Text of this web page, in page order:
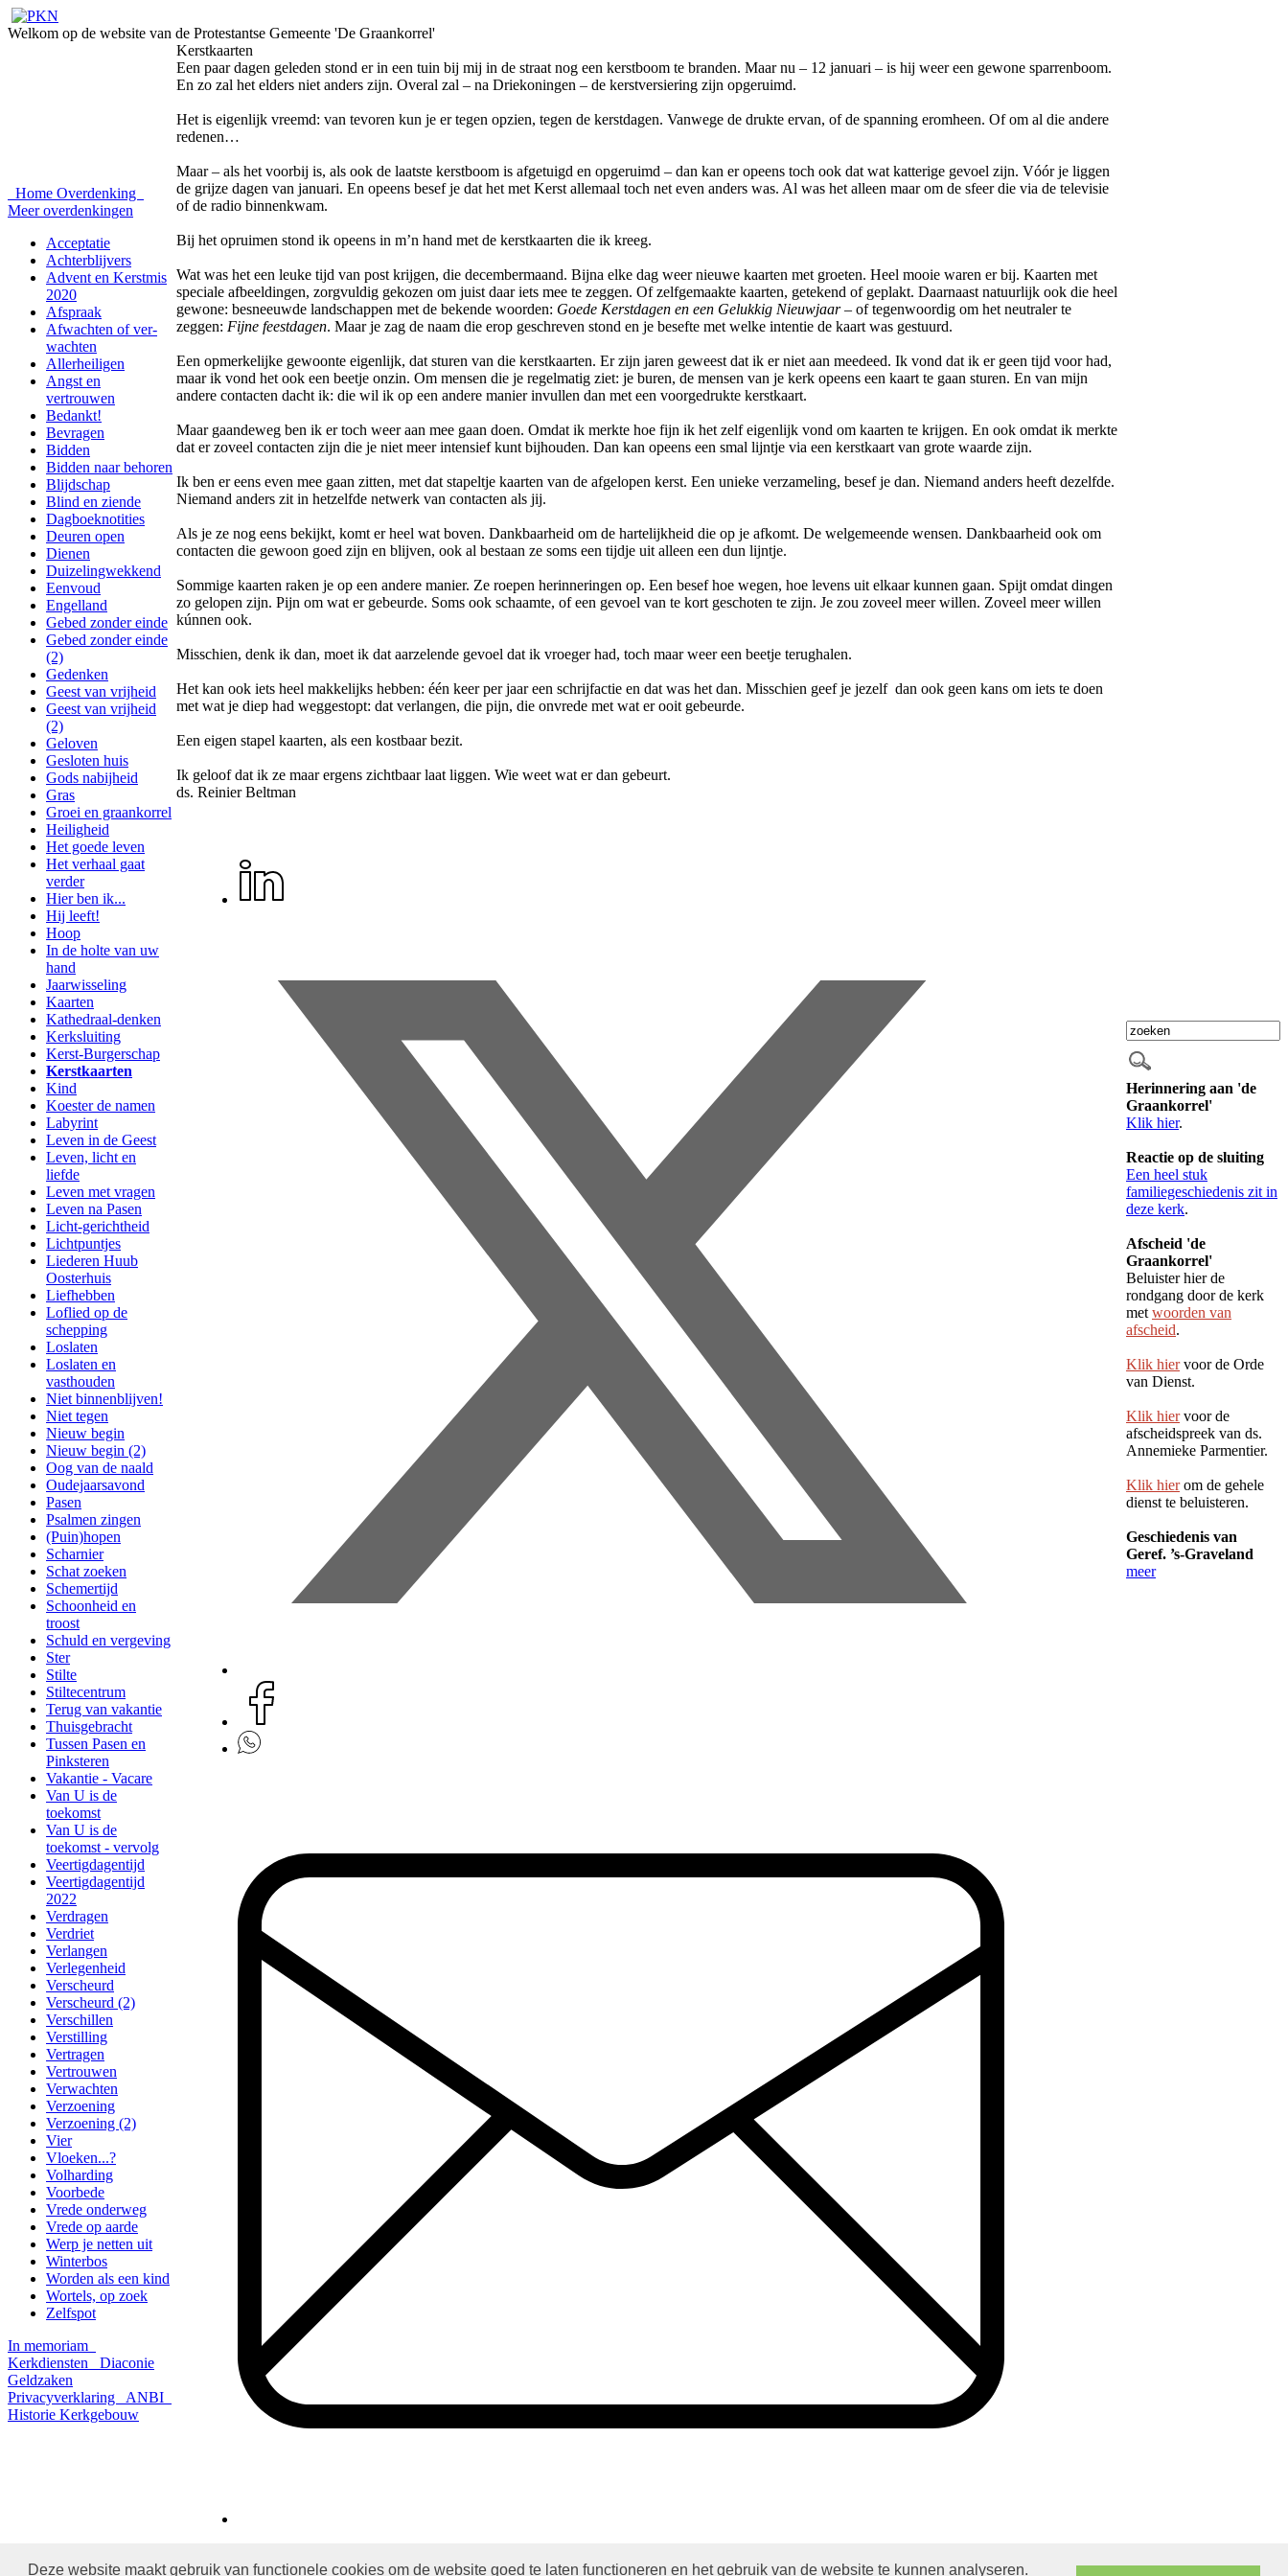
Deze website maakt gebruik van functionele cookies om de website goed te laten functioneren en het gebruik van de website te kunnen analyseren.
Welkom op de website van de Protestantse Gemeente 'De Graankorrel'
Home Overdenking
Meer overdenkingen
Acceptatie
Achterblijvers
Advent en Kerstmis
2020
Afspraak
Afwachten of ver-
wachten
Allerheiligen
Angst en
vertrouwen
Bedankt!
Bevragen
Bidden
Bidden naar behoren
Blijdschap
Blind en ziende
Dagboeknotities
Deuren open
Dienen
Duizelingwekkend
Eenvoud
Engelland
Gebed zonder einde
Gebed zonder einde
(2)
Gedenken
Geest van vrijheid
Geest van vrijheid
(2)
Geloven
Gesloten huis
Gods nabijheid
Gras
Groei en graankorrel
Heiligheid
Het goede leven
Het verhaal gaat
verder
Hier ben ik...
Hij leeft!
Hoop
In de holte van uw
hand
Jaarwisseling
Kaarten
Kathedraal-denken
Kerksluiting
Kerst-Burgerschap
Kerstkaarten
Kind
Koester de namen
Labyrint
Leven in de Geest
Leven, licht en
liefde
Leven met vragen
Leven na Pasen
Licht-gerichtheid
Lichtpuntjes
Liederen Huub
Oosterhuis
Liefhebben
Loflied op de
schepping
Loslaten
Loslaten en
vasthouden
Niet binnenblijven!
Niet tegen
Nieuw begin
Nieuw begin (2)
Oog van de naald
Oudejaarsavond
Pasen
Psalmen zingen
(Puin)hopen
Scharnier
Schat zoeken
Schemertijd
Schoonheid en
troost
Schuld en vergeving
Ster
Stilte
Stiltecentrum
Terug van vakantie
Thuisgebracht
Tussen Pasen en
Pinksteren
Vakantie - Vacare
Van U is de
toekomst
Van U is de
toekomst - vervolg
Veertigdagentijd
Veertigdagentijd
2022
Verdragen
Verdriet
Verlangen
Verlegenheid
Verscheurd
Verscheurd (2)
Verschillen
Verstilling
Vertragen
Vertrouwen
Verwachten
Verzoening
Verzoening (2)
Vier
Vloeken...?
Volharding
Voorbede
Vrede onderweg
Vrede op aarde
Werp je netten uit
Winterbos
Worden als een kind
Wortels, op zoek
Zelfspot
In memoriam
Kerkdiensten
Diaconie
Geldzaken
Privacyverklaring
ANBI
Historie Kerkgebouw
Kerstkaarten
Een paar dagen geleden stond er in een tuin bij mij in de straat nog een kerstboom te branden. Maar nu – 12 januari – is hij weer een gewone sparrenboom.
En zo zal het elders niet anders zijn. Overal zal – na Driekoningen – de kerstversiering zijn opgeruimd.
Het is eigenlijk vreemd: van tevoren kun je er tegen opzien, tegen de kerstdagen. Vanwege de drukte ervan, of de spanning eromheen. Of om al die andere
redenen…
Maar – als het voorbij is, als ook de laatste kerstboom is afgetuigd en opgeruimd – dan kan er opeens toch ook dat wat katterige gevoel zijn. Vóór je liggen
de grijze dagen van januari. En opeens besef je dat het met Kerst allemaal toch net even anders was. Al was het alleen maar om de sfeer die via de televisie
of de radio binnenkwam.
Bij het opruimen stond ik opeens in m’n hand met de kerstkaarten die ik kreeg.
Wat was het een leuke tijd van post krijgen, die decembermaand. Bijna elke dag weer nieuwe kaarten met groeten. Heel mooie waren er bij. Kaarten met
speciale afbeeldingen, zorgvuldig gekozen om juist daar iets mee te zeggen. Of zelfgemaakte kaarten, getekend of geplakt. Daarnaast natuurlijk ook die heel
gewone: besneeuwde landschappen met de bekende woorden: Goede Kerstdagen en een Gelukkig Nieuwjaar– of tegenwoordig om het neutraler te
zeggen: Fijne feestdagen. Maar je zag de naam die erop geschreven stond en je besefte met welke intentie de kaart was gestuurd.
Een opmerkelijke gewoonte eigenlijk, dat sturen van die kerstkaarten. Er zijn jaren geweest dat ik er niet aan meedeed. Ik vond dat ik er geen tijd voor had,
maar ik vond het ook een beetje onzin. Om mensen die je regelmatig ziet: je buren, de mensen van je kerk opeens een kaart te gaan sturen. En van mijn
andere contacten dacht ik: die wil ik op een andere manier invullen dan met een voorgedrukte kerstkaart.
Maar gaandeweg ben ik er toch weer aan mee gaan doen. Omdat ik merkte hoe fijn ik het zelf eigenlijk vond om kaarten te krijgen. En ook omdat ik merkte
dat er zoveel contacten zijn die je niet meer intensief kunt bijhouden. Dan kan opeens een smal lijntje via een kerstkaart van grote waarde zijn.
Ik ben er eens even mee gaan zitten, met dat stapeltje kaarten van de afgelopen kerst. Een unieke verzameling, besef je dan. Niemand anders heeft dezelfde.
Niemand anders zit in hetzelfde netwerk van contacten als jij.
Als je ze nog eens bekijkt, komt er heel wat boven. Dankbaarheid om de hartelijkheid die op je afkomt. De welgemeende wensen. Dankbaarheid ook om
contacten die gewoon goed zijn en blijven, ook al bestaan ze soms een tijdje uit alleen een dun lijntje.
Sommige kaarten raken je op een andere manier. Ze roepen herinneringen op. Een besef hoe wegen, hoe levens uit elkaar kunnen gaan. Spijt omdat dingen
zo gelopen zijn. Pijn om wat er gebeurde. Soms ook schaamte, of een gevoel van te kort geschoten te zijn. Je zou zoveel meer willen. Zoveel meer willen
kúnnen ook.
Misschien, denk ik dan, moet ik dat aarzelende gevoel dat ik vroeger had, toch maar weer een beetje terughalen.
Het kan ook iets heel makkelijks hebben: één keer per jaar een schrijfactie en dat was het dan. Misschien geef je jezelf dan ook geen kans om iets te doen
met wat je diep had weggestopt: dat verlangen, die pijn, die onvrede met wat er ooit gebeurde.
Een eigen stapel kaarten, als een kostbaar bezit.
Ik geloof dat ik ze maar ergens zichtbaar laat liggen. Wie weet wat er dan gebeurt.
ds. Reinier Beltman
Herinnering aan 'de
Graankorrel'
Klik hier.
Reactie op de sluiting
Een heel stuk
familiegeschiedenis zit in
deze kerk.
Afscheid 'de
Graankorrel'
Beluister hier de
rondgang door de kerk
met woorden van
afscheid.
Klik hiervoor de Orde
van Dienst.
Klik hiervoor de
afscheidspreek van ds.
Annemieke Parmentier.
Klik hierom de gehele
dienst te beluisteren.
Geschiedenis van
Geref. ’s-Graveland
meer